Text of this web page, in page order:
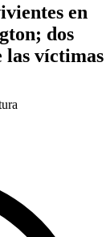
en
dos
las víctimas